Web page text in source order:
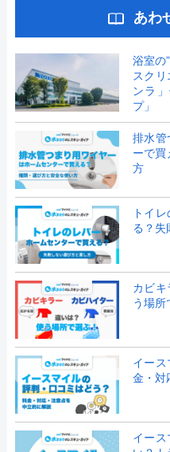
あわ
浴室の
スク
ンラ
プ」
排水管
ーで
方
トイ
る？失
カビ
う場所
イー
金・対
イー